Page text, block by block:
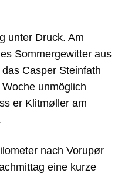
unter Druck. Am
Sommergewitter aus
Casper Steinfath
unmöglich
er Klitmøller am
nach Vorupør
eine kurze